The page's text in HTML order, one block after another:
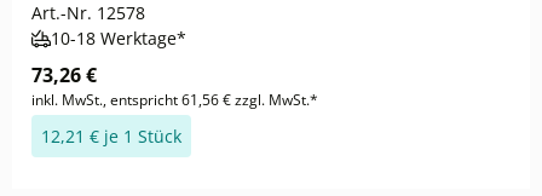
Art.-Nr. 12578
10-18 Werktage*
73,26 €
inkl. MwSt., entspricht 61,56 € zzgl. MwSt.*
12,21 € je 1 Stück